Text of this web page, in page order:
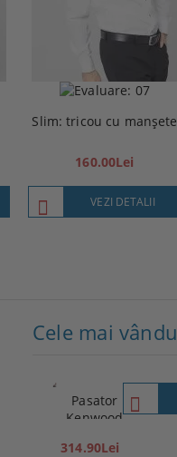
Slim: tricou cu manșete
160.00Lei
VEZI DETALII
Pasator
Kenwood
314.90Lei